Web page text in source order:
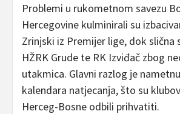
Problemi u rukometnom savezu
Hercegovine kulminirali su
Zrinjski iz Premijer lige, dok slična
HŽRK Grude te RK Izviđač zbog
utakmica. Glavni razlog je
kalendara natjecanja, što su
Herceg-Bosne odbili prihvatiti.